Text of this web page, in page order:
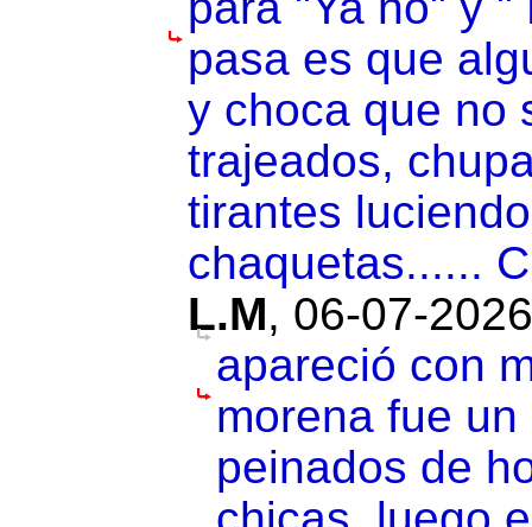
pasa es que
y choca que no
trajeados,
tirantes
chaquetas......
L.M, 06-07-
apareció con
morena fue
peinados de